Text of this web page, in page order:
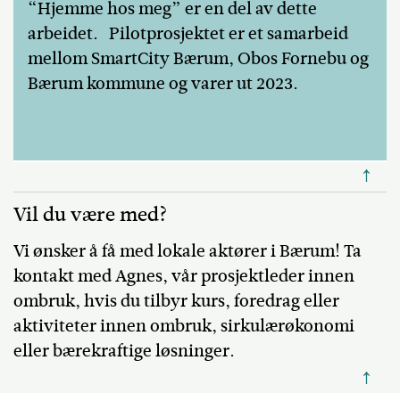
“Hjemme hos meg” er en del av dette
arbeidet. Pilotprosjektet er et samarbeid
mellom SmartCity Bærum, Obos Fornebu og
Bærum kommune og varer ut 2023.
↑
Vil du være med?
Vi ønsker å få med lokale aktører i Bærum! Ta
kontakt med Agnes, vår prosjektleder innen
ombruk, hvis du tilbyr kurs, foredrag eller
aktiviteter innen ombruk, sirkulærøkonomi
eller bærekraftige løsninger.
↑